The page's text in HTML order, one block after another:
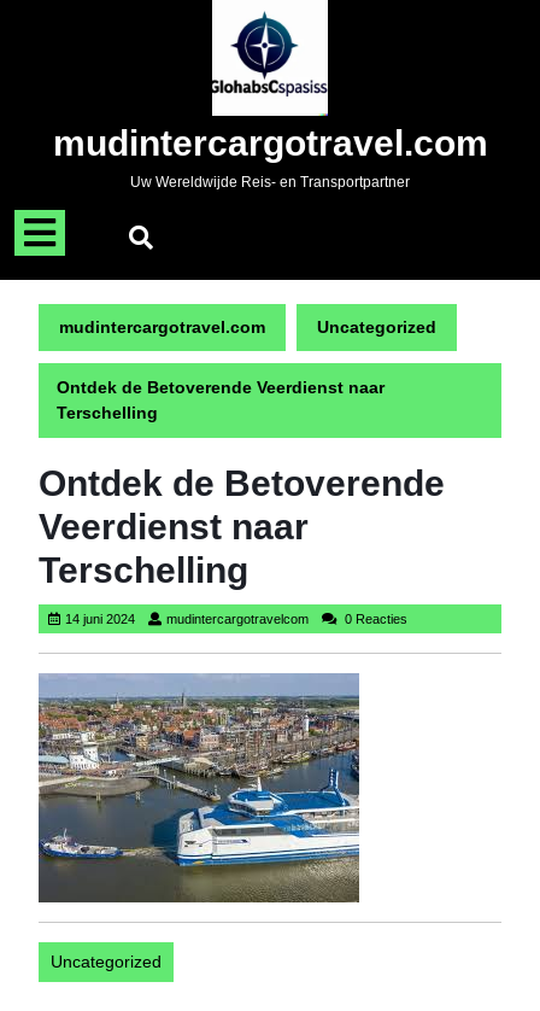
mudintercargotravel.com
Uw Wereldwijde Reis- en Transportpartner
Menu
openen
mudintercargotravel.com Uncategorized
Ontdek de Betoverende Veerdienst naar
Terschelling
Ontdek de Betoverende
Veerdienst naar
Terschelling
14 juni 202414
juni
2024
mudintercargotravelcommudintercargotravelcom
0 Reacties
Uncategorized